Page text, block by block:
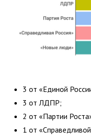
3 от «Единой
3 от ЛДПР;
2 от «Партии
1 от